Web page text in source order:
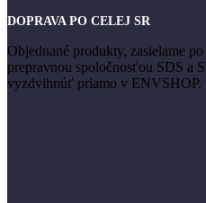
DOPRAVA PO CELEJ SR
Objednané produkty, zasielame
prepravnou spoločnosťou SDS a
vyzdvihnúť priamo v ENVSHOP.